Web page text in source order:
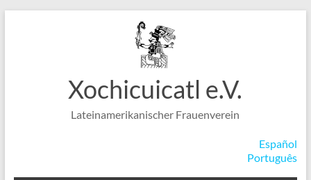
Xochicuicatl e.V.
Lateinamerikanischer Frauenverein
Español
Português